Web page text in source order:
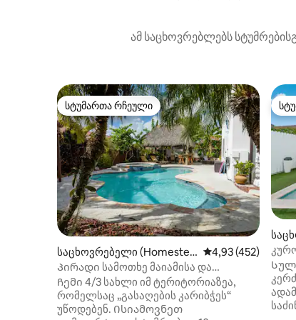
ამ საცხოვრებლებს
სტუმართა რჩეული
სტუმართა რჩეული
საცხოვრებელი (Homestea
d)
საშუალო
4,93 (452)
Პირადი სამოთხე მაიამისა და
გასაღებებს შორის
Ჩემი 4/3 სახლი იმ ტერიტორიაზეა,
რომელსაც „გასაღების კარიბჭეს“
უწოდებენ. Ისიამოვნეთ